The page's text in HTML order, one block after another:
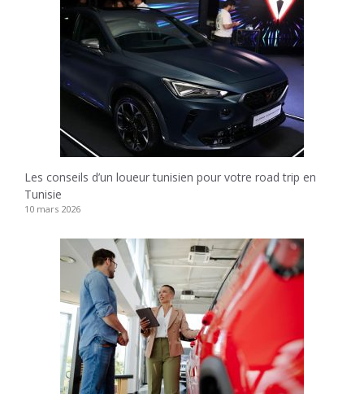
Les conseils d’un loueur tunisien pour votre road trip en
Tunisie
10 mars 2026